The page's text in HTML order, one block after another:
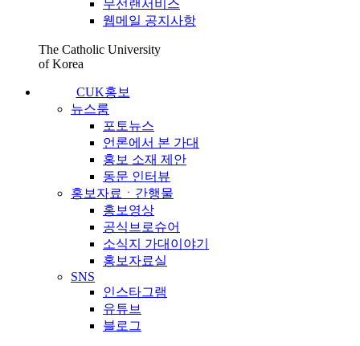
무선랜서비스
웹메일 공지사항
The Catholic University
of Korea
CUK홍보
뉴스룸
포토뉴스
언론에서 본 가대
홍보 소재 제안
동문 인터뷰
홍보자료ㆍ간행물
홍보영상
공식브로슈어
소식지 가대이야기
홍보자료실
SNS
인스타그램
유튜브
블로그